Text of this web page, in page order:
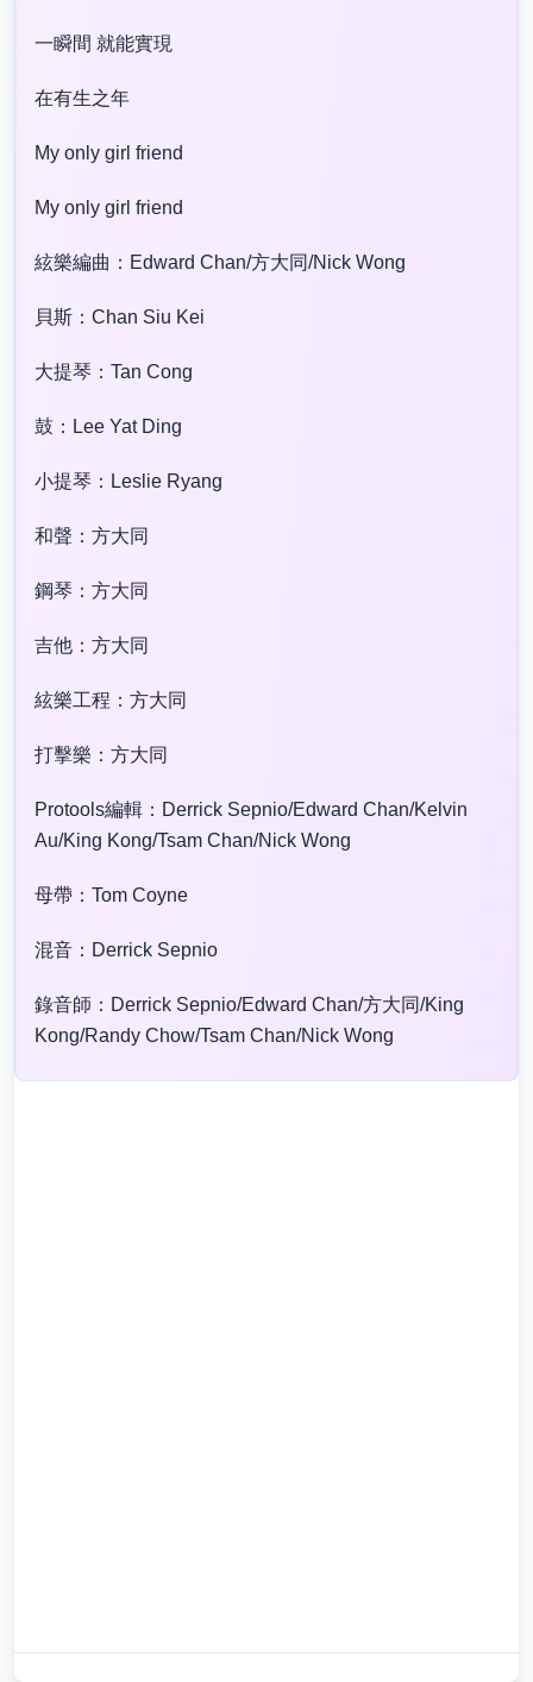
一瞬間 就能實現
在有生之年
My only girl friend
My only girl friend
絃樂編曲：Edward Chan/方大同/Nick Wong
貝斯：Chan Siu Kei
大提琴：Tan Cong
鼓：Lee Yat Ding
小提琴：Leslie Ryang
和聲：方大同
鋼琴：方大同
吉他：方大同
絃樂工程：方大同
打擊樂：方大同
Protools編輯：Derrick Sepnio/Edward Chan/Kelvin
Au/King Kong/Tsam Chan/Nick Wong
母帶：Tom Coyne
混音：Derrick Sepnio
錄音師：Derrick Sepnio/Edward Chan/方大同/King
Kong/Randy Chow/Tsam Chan/Nick Wong